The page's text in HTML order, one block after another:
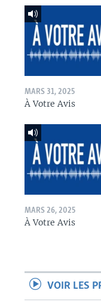
MARS 31, 2025
À Votre Avis
MARS 26, 2025
À Votre Avis
VOIR LES